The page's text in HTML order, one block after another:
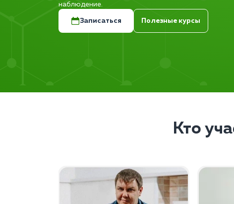
наблюдение.
Записаться Полезные курсы
Кто